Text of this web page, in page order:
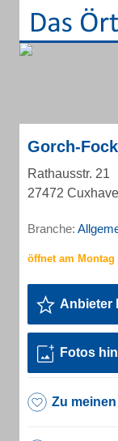
Gorch-
Rathausstr. 21
27472
Branche:
Anbieter
Fotos
Zu